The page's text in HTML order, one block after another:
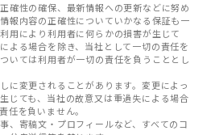
確性の確保、最新情報への更新などに努め
報内容の正確性についていかなる保証も一
用により利用者に何らかの損害が生じて
よる場合を除き、当社として一切の責任を
いては利用者が一切の責任を負うこととし
に変更されることがあります。変更によっ
じても、当社の故意又は重過失による場合
任を負いません。
、寄稿文・プロフィールなど、すべてのコ